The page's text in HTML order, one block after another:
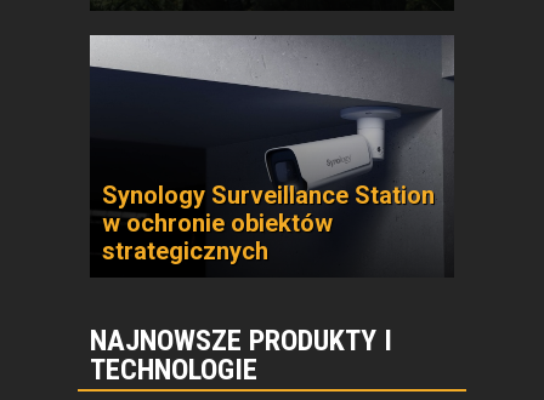
Synology Surveillance Station
w ochronie obiektów
strategicznych
NAJNOWSZE PRODUKTY I
TECHNOLOGIE